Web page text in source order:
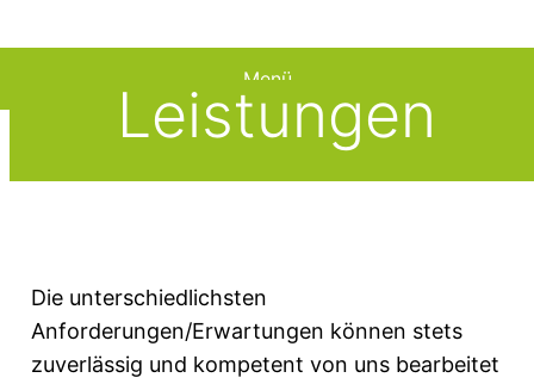
Menü
Leistungen
Die unterschiedlichsten
Anforderungen/Erwartungen können stets
zuverlässig und kompetent von uns bearbeitet